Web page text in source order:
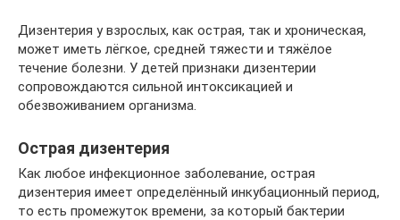
Дизентерия у взрослых, как острая, так и хроническая,
может иметь лёгкое, средней тяжести и тяжёлое
течение болезни. У детей признаки дизентерии
сопровождаются сильной интоксикацией и
обезвоживанием организма.
Острая дизентерия
Как любое инфекционное заболевание, острая
дизентерия имеет определённый инкубационный период,
то есть промежуток времени, за который бактерии